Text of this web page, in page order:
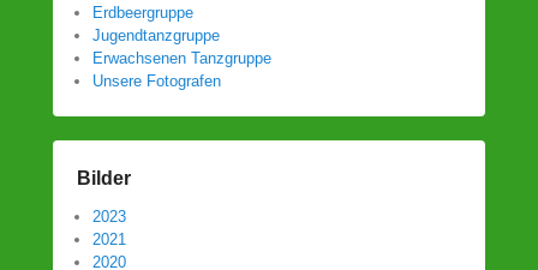
Erdbeergruppe
Jugendtanzgruppe
Erwachsenen Tanzgruppe
Unsere Fotografen
Bilder
2023
2021
2020